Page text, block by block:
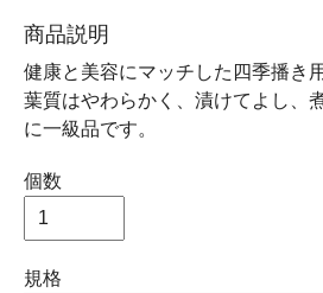
商品説明
健康と美容にマッチした四季播き
葉質はやわらかく、漬けてよし、
に一級品です。
個数
規格